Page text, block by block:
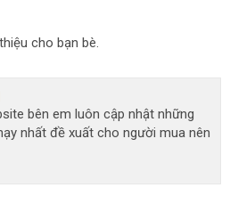
cho bạn bè.
bên em luôn cập nhật những
nhất đề xuất cho người mua nên